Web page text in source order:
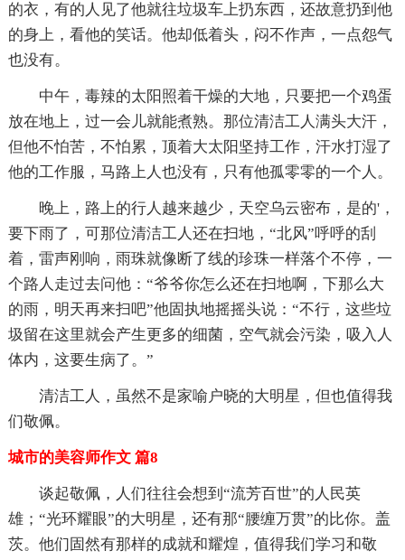
的衣，有的人见了他就往垃圾车上扔东西，还故意扔到他
的身上，看他的笑话。他却低着头，闷不作声，一点怨气
也没有。
中午，毒辣的太阳照着干燥的大地，只要把一个鸡蛋
放在地上，过一会儿就能煮熟。那位清洁工人满头大汗，
但他不怕苦，不怕累，顶着大太阳坚持工作，汗水打湿了
他的工作服，马路上人也没有，只有他孤零零的一个人。
晚上，路上的行人越来越少，天空乌云密布，是的'，
要下雨了，可那位清洁工人还在扫地，“北风”呼呼的刮
着，雷声刚响，雨珠就像断了线的珍珠一样落个不停，一
个路人走过去问他：“爷爷你怎么还在扫地啊，下那么大
的雨，明天再来扫吧”他固执地摇摇头说：“不行，这些垃
圾留在这里就会产生更多的细菌，空气就会污染，吸入人
体内，这要生病了。”
清洁工人，虽然不是家喻户晓的大明星，但也值得我
们敬佩。
城市的美容师作文 篇8
谈起敬佩，人们往往会想到“流芳百世”的人民英
雄；“光环耀眼”的大明星，还有那“腰缠万贯”的比你。盖
茨。他们固然有那样的成就和耀煌，值得我们学习和敬